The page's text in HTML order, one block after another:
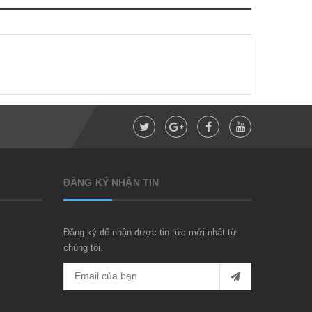
ĐĂNG KÝ NHẬN TIN
Đăng ký để nhận được tin tức mới nhất từ
chúng tôi.